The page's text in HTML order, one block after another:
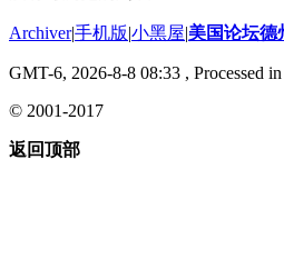
Archiver|手机版|小黑屋|美国论坛德
GMT-6, 2026-8-8 08:33 , Processed
© 2001-2017
返回顶部